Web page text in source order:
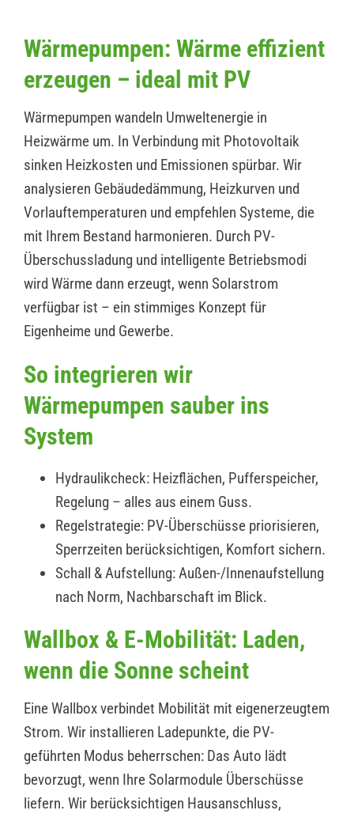
Wärmepumpen: Wärme effizient
erzeugen – ideal mit PV
Wärmepumpen wandeln Umweltenergie in
Heizwärme um. In Verbindung mit Photovoltaik
sinken Heizkosten und Emissionen spürbar. Wir
analysieren Gebäudedämmung, Heizkurven und
Vorlauftemperaturen und empfehlen Systeme, die
mit Ihrem Bestand harmonieren. Durch PV-
Überschussladung und intelligente Betriebsmodi
wird Wärme dann erzeugt, wenn Solarstrom
verfügbar ist – ein stimmiges Konzept für
Eigenheime und Gewerbe.
So integrieren wir
Wärmepumpen sauber ins
System
Hydraulikcheck: Heizflächen, Pufferspeicher,
Regelung – alles aus einem Guss.
Regelstrategie: PV-Überschüsse priorisieren,
Sperrzeiten berücksichtigen, Komfort sichern.
Schall & Aufstellung: Außen-/Innenaufstellung
nach Norm, Nachbarschaft im Blick.
Wallbox & E-Mobilität: Laden,
wenn die Sonne scheint
Eine Wallbox verbindet Mobilität mit eigenerzeugtem
Strom. Wir installieren Ladepunkte, die PV-
geführten Modus beherrschen: Das Auto lädt
bevorzugt, wenn Ihre Solarmodule Überschüsse
liefern. Wir berücksichtigen Hausanschluss,